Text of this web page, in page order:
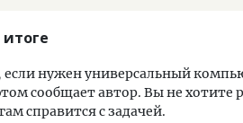
если нужен универсальный
сообщает автор. Вы не хотите
справится с задачей.